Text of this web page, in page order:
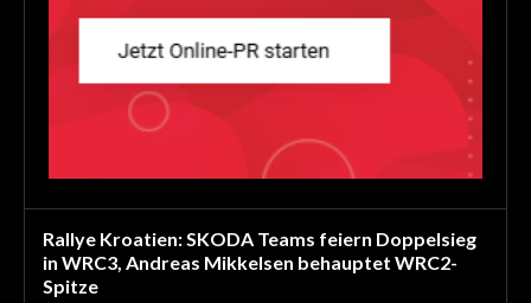
Rallye Kroatien: SKODA Teams feiern Doppelsieg
in WRC3, Andreas Mikkelsen behauptet WRC2-
Spitze